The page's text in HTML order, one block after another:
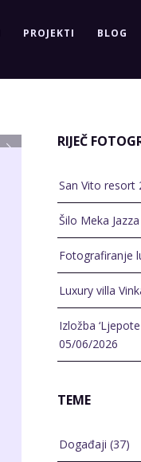
PROJEKTI BLOG
RIJEČ
San Vito resort
Šilo Meka Jazza
Fotografiranje
Luxury villa
Izložba
05/06/2026
TEME
Događaji (37)